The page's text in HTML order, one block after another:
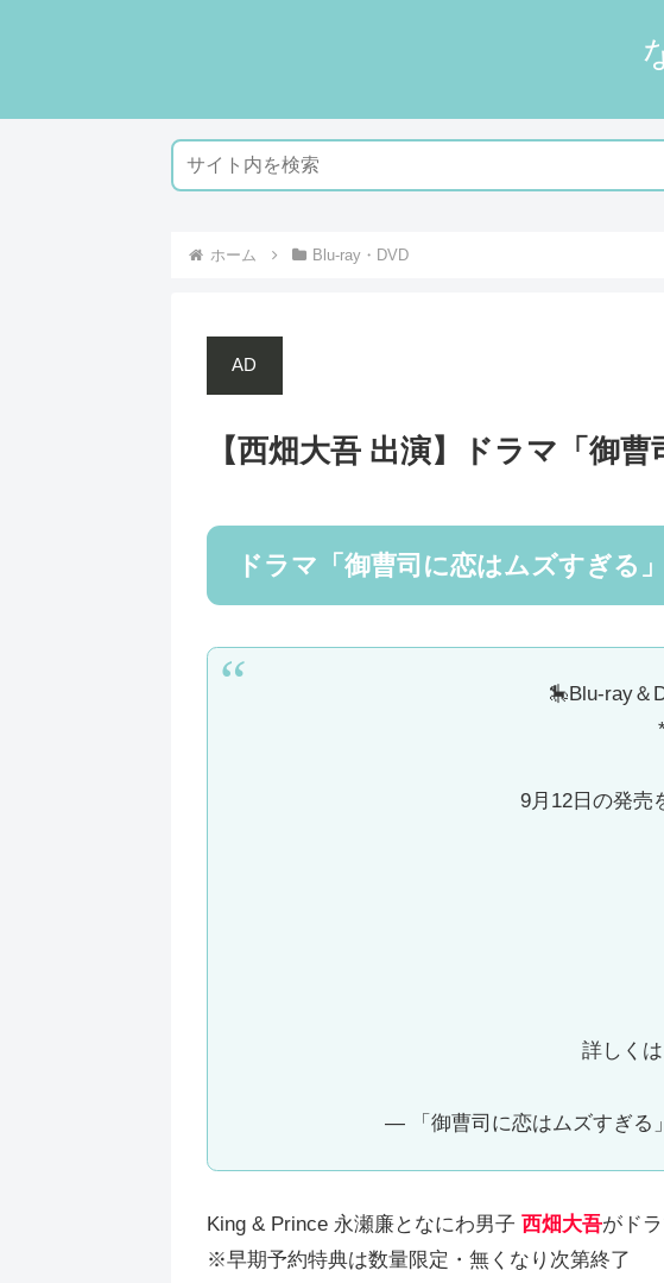
ホーム Blu-ray・DVD
AD
【西畑大吾 出演】ドラマ「御
ドラマ「御曹司に恋はムズすぎる
🎠Blu-ray＆
9月12日の発売
詳しく
— 「御曹司に恋はムズすぎる
King & Prince 永瀬廉となにわ男子 西畑大吾がド
※早期予約特典は数量限定・無くなり次第終了